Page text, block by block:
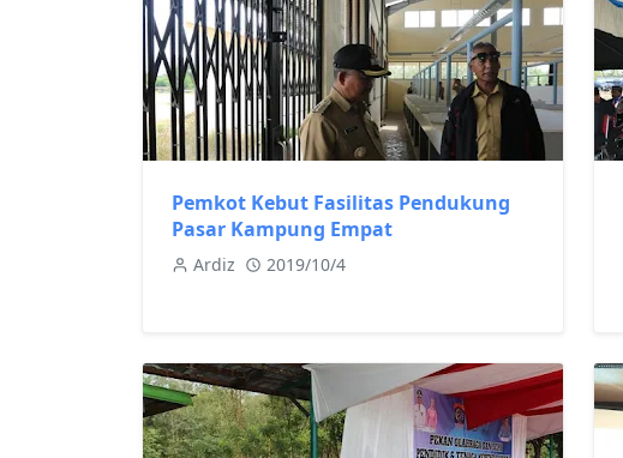
Pemkot Kebut Fasilitas Pendukung
Pasar Kampung Empat
Ardiz 2019/10/4